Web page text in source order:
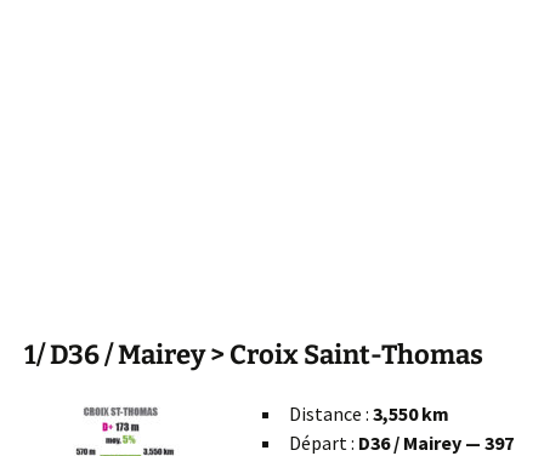
1/ D36 / Mairey > Croix Saint-Thomas
Distance : 3,550 km
Départ : D36 / Mairey — 397